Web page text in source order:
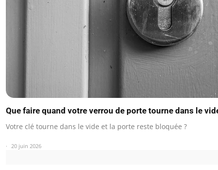
Que faire quand votre verrou de porte tourne dans le
Votre clé tourne dans le vide et la porte reste bloquée ?
20 juin 2026